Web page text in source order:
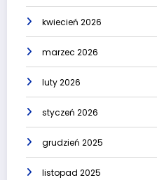
kwiecień 2026
marzec 2026
luty 2026
styczeń 2026
grudzień 2025
listopad 2025